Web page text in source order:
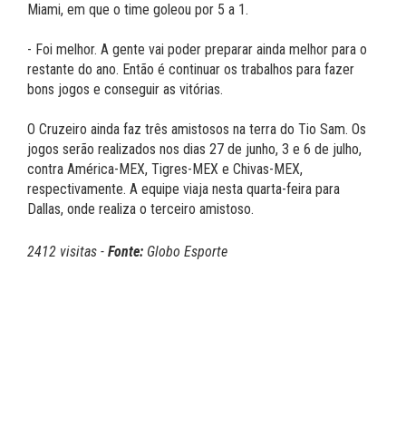
Miami, em que o time goleou por 5 a 1.
- Foi melhor. A gente vai poder preparar ainda melhor para o
restante do ano. Então é continuar os trabalhos para fazer
bons jogos e conseguir as vitórias.
O Cruzeiro ainda faz três amistosos na terra do Tio Sam. Os
jogos serão realizados nos dias 27 de junho, 3 e 6 de julho,
contra América-MEX, Tigres-MEX e Chivas-MEX,
respectivamente. A equipe viaja nesta quarta-feira para
Dallas, onde realiza o terceiro amistoso.
2412 visitas - Fonte: Globo Esporte